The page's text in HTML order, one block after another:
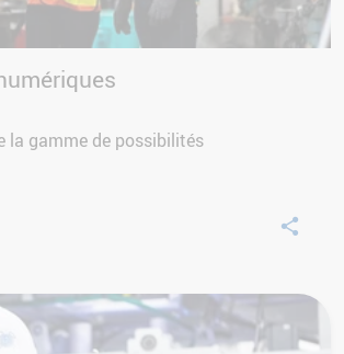
la gamme de possibilités